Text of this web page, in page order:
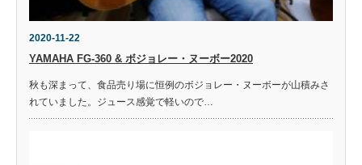
2020-11-22
YAMAHA FG-360 & ボジョレー・ヌーボー2020
秋も深まって、食品売り場に恒例のボジョレー・ヌーボーが山積みさ
れていました。ジュース感覚で軽いので…